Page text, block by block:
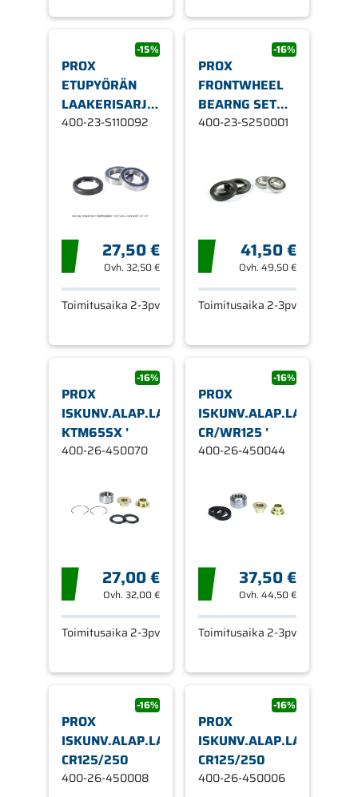
-15%
PROX
ETUPYÖRÄN
LAAKERISARJA
YZ125/250 '9
400-23-S110092
27,50 €
Ovh. 32,50 €
Toimitusaika 2-3pv
-16%
PROX
FRONTWHEEL
BEARNG SET
TM125-300 '97
400-23-S250001
41,50 €
Ovh.49,50 €
Toimitusaika 2-3pv
-16%
PROX
ISKUNV.ALAP.LAAKERI.SRJ
KTM65SX '
400-26-450070
27,00 €
Ovh. 32,00 €
Toimitusaika 2-3pv
-16%
PROX
CR/WR125 '
400-26-450044
37,50 €
Ovh.44,50 €
Toimitusaika 2-3pv
-16%
PROX
ISKUNV.ALAP.LAAKERI.SRJ
CR125/250
400-26-450008
-16%
PROX
CR125/250
400-26-450006